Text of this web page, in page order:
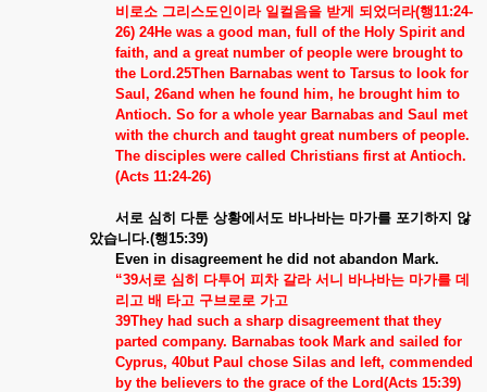
비로소 그리스도인이라 일컬음을 받게 되었더라(행11:24-
26) 24He was a good man, full of the Holy Spirit and
faith, and a great number of people were brought to
the Lord.25Then Barnabas went to Tarsus to look for
Saul, 26and when he found him, he brought him to
Antioch. So for a whole year Barnabas and Saul met
with the church and taught great numbers of people.
The disciples were called Christians first at Antioch.
(Acts 11:24-26)
서로 심히 다툰 상황에서도 바나바는 마가를 포기하지 않
았습니다.(행15:39)
Even in disagreement he did not abandon Mark.
“39서로 심히 다투어 피차 갈라 서니 바나바는 마가를 데
리고 배 타고 구브로로 가고
39They had such a sharp disagreement that they
parted company. Barnabas took Mark and sailed for
Cyprus, 40but Paul chose Silas and left, commended
by the believers to the grace of the Lord(Acts 15:39)